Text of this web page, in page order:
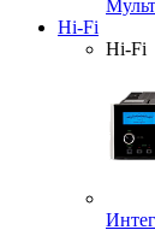
Hi-Fi
Hi-Fi